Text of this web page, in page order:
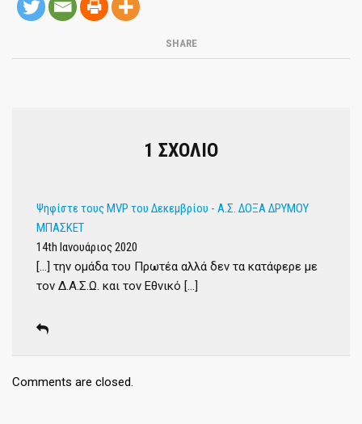
SHARE
1 ΣΧΌΛΙΟ
Ψηφίστε τους MVP του Δεκεμβρίου - Α.Σ. ΔΟΞΑ ΔΡΥΜΟΥ
ΜΠΑΣΚΕΤ
14th Ιανουάριος 2020
[…] την ομάδα του Πρωτέα αλλά δεν τα κατάφερε με
τον Δ.Α.Σ.Ω. και τον Εθνικό […]
Comments are closed.